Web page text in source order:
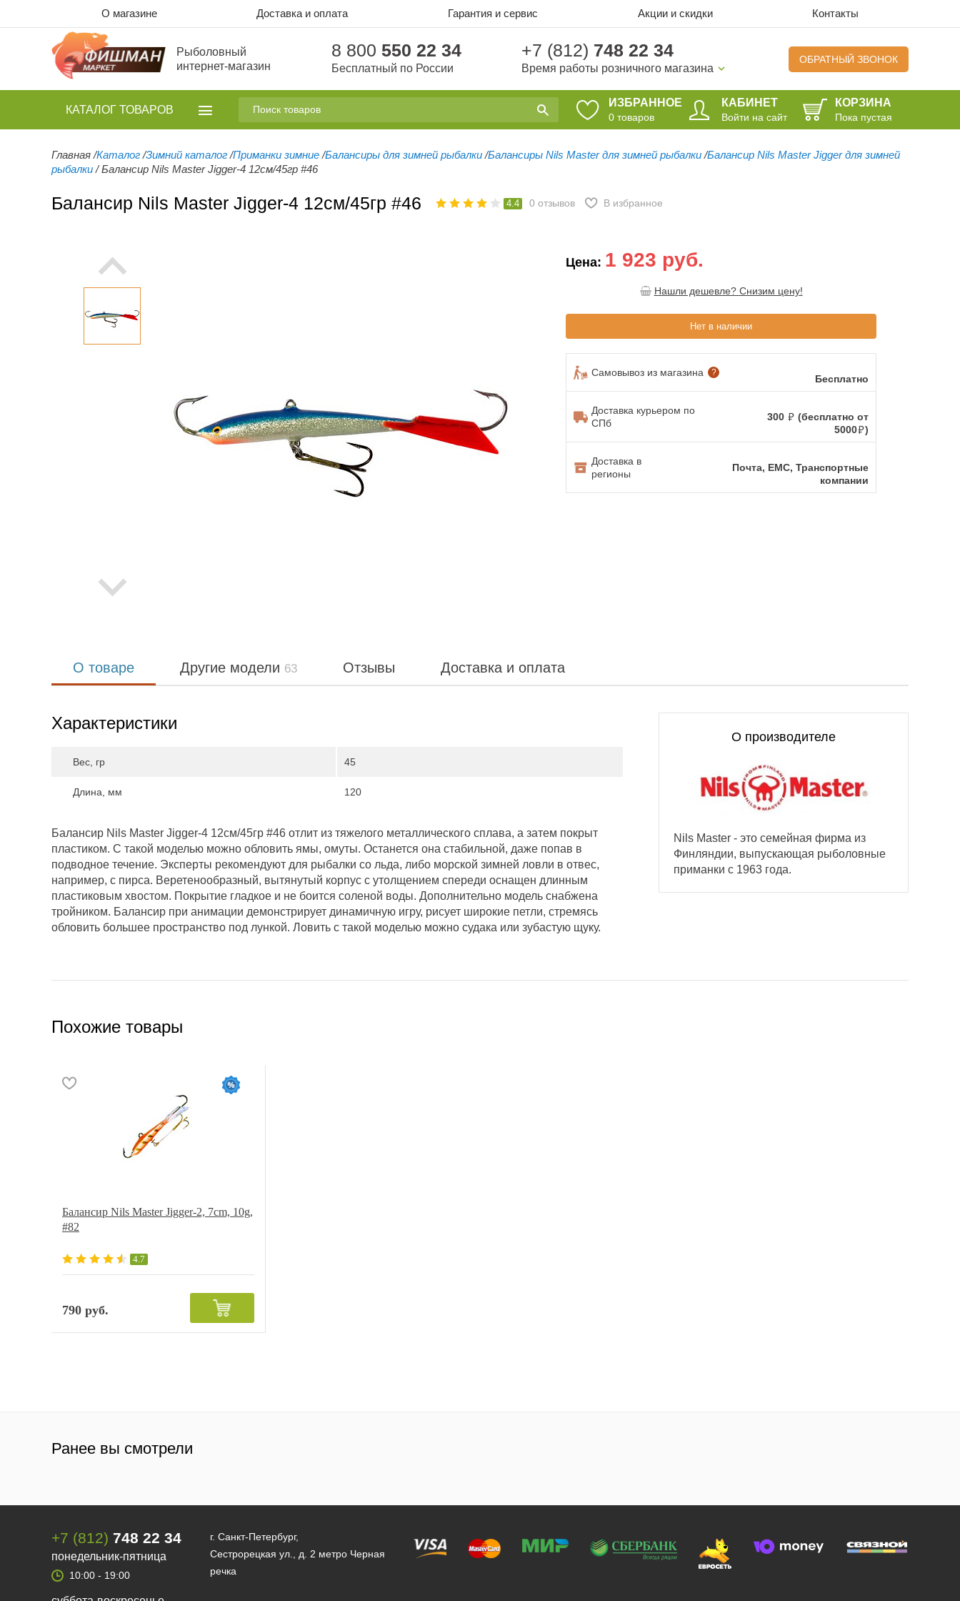
О магазине Доставка и оплата Гарантия и сервис Акции и скидки Контакты
Рыболовный
интернет-магазин
8 800 550 22 34
Бесплатный по России
+7 (812) 748 22 34
Время работы розничного магазина
ОБРАТНЫЙ ЗВОНОК
ИЗБРАННОЕ
0 товаров
КАБИНЕТ
Войти на сайт
КОРЗИНА
Пока пустая
КАТАЛОГ ТОВАРОВ
Главная /Каталог /Зимний каталог /Приманки зимние /Балансиры для зимней рыбалки /Балансиры Nils Master для зимней рыбалки /Балансир Nils Master Jigger для зимней
рыбалки /Балансир Nils Master Jigger-4 12см/45гр #46
Балансир Nils Master Jigger-4 12см/45гр #46 4.4 0 отзывов В избранное
Цена: 1 923 руб.
Нашли дешевле? Снизим цену!
Нет в наличии
Самовывоз из магазина ?
Бесплатно
Доставка курьером по
СПб
300
(бесплатно от
5000
)
Доставка в
регионы
Почта, ЕМС, Транспортные
компании
О товаре Другие модели 63 Отзывы Доставка и оплата
О производителе
Nils Master - это семейная фирма из
Финляндии, выпускающая рыболовные
приманки с 1963 года.
Характеристики
Вес, гр 45
Длина, мм 120
Балансир Nils Master Jigger-4 12см/45гр #46 отлит из тяжелого металлического сплава, а затем покрыт
пластиком. С такой моделью можно обловить ямы, омуты. Останется она стабильной, даже попав в
подводное течение. Эксперты рекомендуют для рыбалки со льда, либо морской зимней ловли в отвес,
например, с пирса. Веретенообразный, вытянутый корпус с утолщением спереди оснащен длинным
пластиковым хвостом. Покрытие гладкое и не боится соленой воды. Дополнительно модель снабжена
тройником. Балансир при анимации демонстрирует динамичную игру, рисует широкие петли, стремясь
обловить большее пространство под лункой. Ловить с такой моделью можно судака или зубастую щуку.
Похожие товары
Балансир Nils Master Jigger-2, 7cm, 10g,
#82
4.7
790 руб.
Ранее вы смотрели
+7 (812) 748 22 34
понедельник-пятница
10:00 - 19:00
г. Санкт-Петербург,
Сестрорецкая ул., д. 2 метро Черная
речка